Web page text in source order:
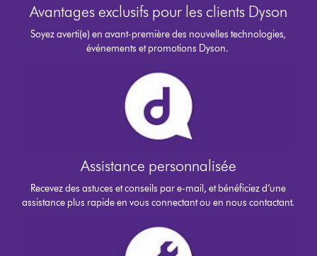
Avantages exclusifs pour les clients Dyson
Soyez averti(e) en avant-première des nouvelles technologies,
événements et promotions Dyson.
Assistance personnalisée
Recevez des astuces et conseils par e-mail, et bénéficiez d’une
assistance plus rapide en vous connectant ou en nous contactant.